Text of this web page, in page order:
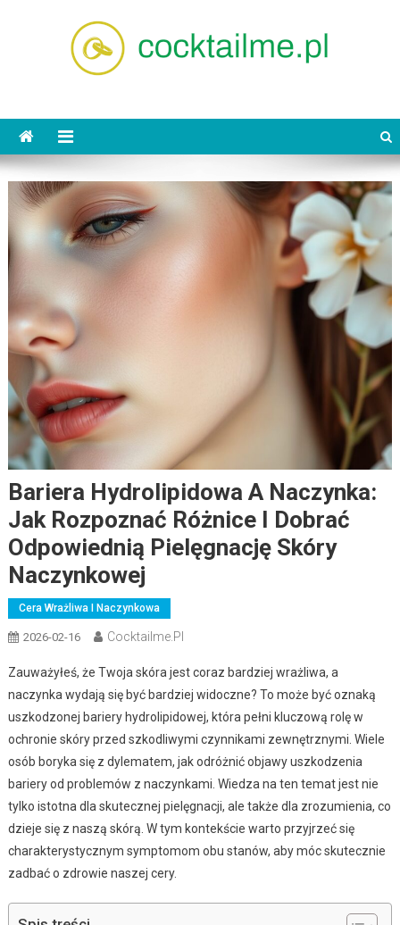
Bariera Hydrolipidowa A Naczynka:
Jak Rozpoznać Różnice I Dobrać
Odpowiednią Pielęgnację Skóry
Naczynkowej
Cera Wrażliwa I Naczynkowa
2026-02-16 Cocktailme.pl
Zauważyłeś, że Twoja skóra jest coraz bardziej wrażliwa, a
naczynka wydają się być bardziej widoczne? To może być oznaką
uszkodzonej bariery hydrolipidowej, która pełni kluczową rolę w
ochronie skóry przed szkodliwymi czynnikami zewnętrznymi. Wiele
osób boryka się z dylematem, jak odróżnić objawy uszkodzenia
bariery od problemów z naczynkami. Wiedza na ten temat jest nie
tylko istotna dla skutecznej pielęgnacji, ale także dla zrozumienia, co
dzieje się z naszą skórą. W tym kontekście warto przyjrzeć się
charakterystycznym symptomom obu stanów, aby móc skutecznie
zadbać o zdrowie naszej cery.